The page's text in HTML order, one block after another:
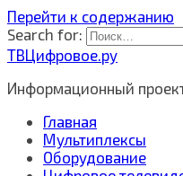
Перейти к содержанию
Search for:
ТВЦифровое.ру
Информационный
Главная
Мультиплексы
Оборудование